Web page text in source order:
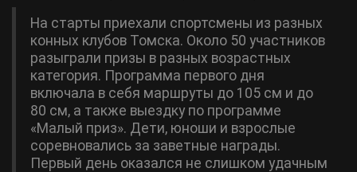
На старты приехали спортсмены из разных
конных клубов Томска. Около 50 участников
разыграли призы в разных возрастных
категория. Программа первого дня
включала в себя маршруты до 105 см и до
80 см, а также выездку по программе
«Малый приз». Дети, юноши и взрослые
соревновались за заветные награды.
Первый день оказался не слишком удачным